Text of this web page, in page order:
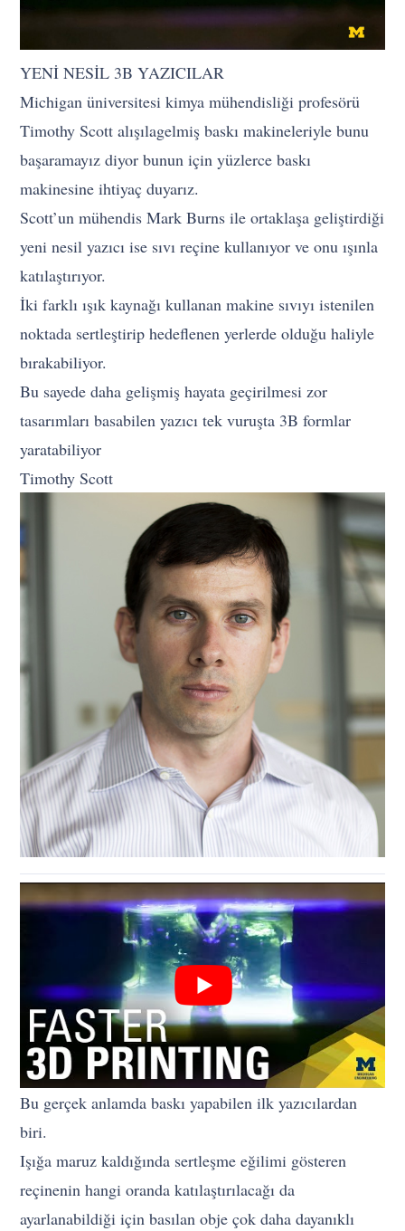
YENİ NESİL 3B YAZICILAR
Michigan üniversitesi kimya mühendisliği profesörü
Timothy Scott alışılagelmiş baskı makineleriyle bunu
başaramayız diyor bunun için yüzlerce baskı
makinesine ihtiyaç duyarız.
Scott’un mühendis Mark Burns ile ortaklaşa geliştirdiği
yeni nesil yazıcı ise sıvı reçine kullanıyor ve onu ışınla
katılaştırıyor.
İki farklı ışık kaynağı kullanan makine sıvıyı istenilen
noktada sertleştirip hedeflenen yerlerde olduğu haliyle
bırakabiliyor.
Bu sayede daha gelişmiş hayata geçirilmesi zor
tasarımları basabilen yazıcı tek vuruşta 3B formlar
yaratabiliyor
Timothy Scott
Bu gerçek anlamda baskı yapabilen ilk yazıcılardan
biri.
Işığa maruz kaldığında sertleşme eğilimi gösteren
reçinenin hangi oranda katılaştırılacağı da
ayarlanabildiği için basılan obje çok daha dayanıklı